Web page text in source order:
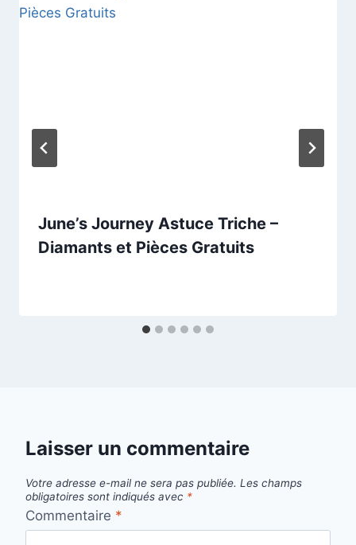
June’s Journey Astuce Triche –
Diamants et Pièces Gratuits
Laisser un commentaire
Votre adresse e-mail ne sera pas publiée. Les champs
obligatoires sont indiqués avec *
Commentaire *